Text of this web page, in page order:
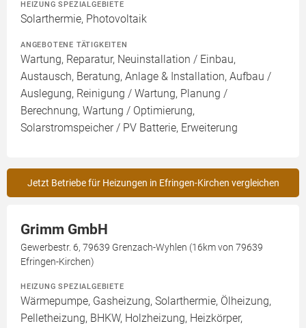
HEIZUNG SPEZIALGEBIETE
Solarthermie, Photovoltaik
ANGEBOTENE TÄTIGKEITEN
Wartung, Reparatur, Neuinstallation / Einbau,
Austausch, Beratung, Anlage & Installation, Aufbau /
Auslegung, Reinigung / Wartung, Planung /
Berechnung, Wartung / Optimierung,
Solarstromspeicher / PV Batterie, Erweiterung
Jetzt Betriebe für Heizungen in Efringen-Kirchen vergleichen
Grimm GmbH
Gewerbestr. 6, 79639 Grenzach-Wyhlen (16km von 79639
Efringen-Kirchen)
HEIZUNG SPEZIALGEBIETE
Wärmepumpe, Gasheizung, Solarthermie, Ölheizung,
Pelletheizung, BHKW, Holzheizung, Heizkörper,